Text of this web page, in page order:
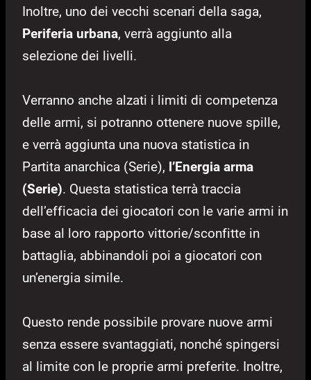
Inoltre, uno dei vecchi scenari della saga,
Periferia urbana, verrà aggiunto alla
selezione dei livelli.
Verranno anche alzati i limiti di competenza
delle armi, si potranno ottenere nuove spille,
e verrà aggiunta una nuova statistica in
Partita anarchica (Serie), l’Energia arma
(Serie). Questa statistica terrà traccia
dell’efficacia dei giocatori con le varie armi in
base al loro rapporto vittorie/sconfitte in
battaglia, abbinandoli poi a giocatori con
un’energia simile.
Questo rende possibile provare nuove armi
senza essere svantaggiati, nonché spingersi
al limite con le proprie armi preferite. Inoltre,